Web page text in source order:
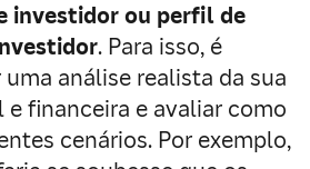
investidor ou perfil de
. Para isso, é
análise realista da sua
financeira e avaliar como
cenários. Por exemplo,